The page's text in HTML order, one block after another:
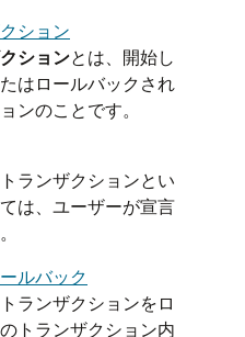
ション
ションとは、開始し
はロールバックされ
ンのことです。
ランザクションとい
は、ユーザーが宣言
ルバック
ランザクションをロ
トランザクション内